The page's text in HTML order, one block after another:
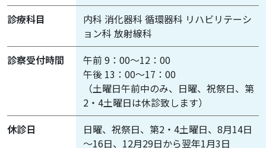
診療科目
内科 消化器科 循環器科 リハビリテーシ
ョン科 放射線科
診察受付時間
午前 9：00～12：00
午後 13：00～17：00
（土曜日午前中のみ、日曜、祝祭日、第
2・4土曜日は休診致します）
休診日
日曜、祝祭日、第2・4土曜日、8月14日
～16日、12月29日から翌年1月3日